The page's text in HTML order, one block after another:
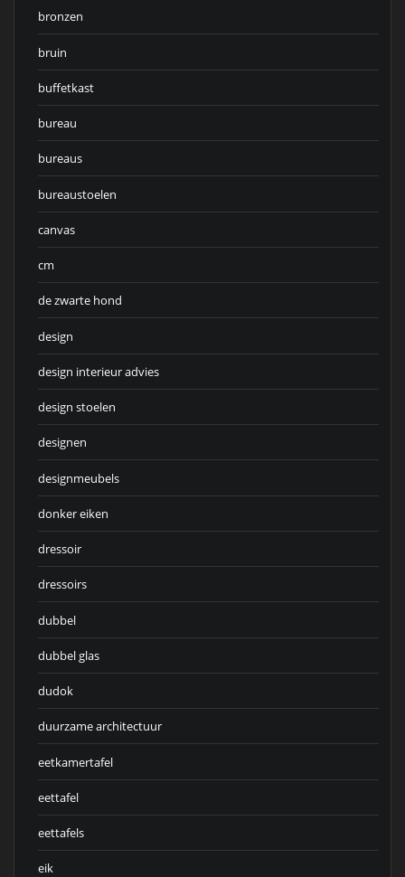
bronzen
bruin
buffetkast
bureau
bureaus
bureaustoelen
canvas
cm
de zwarte hond
design
design interieur advies
design stoelen
designen
designmeubels
donker eiken
dressoir
dressoirs
dubbel
dubbel glas
dudok
duurzame architectuur
eetkamertafel
eettafel
eettafels
eik